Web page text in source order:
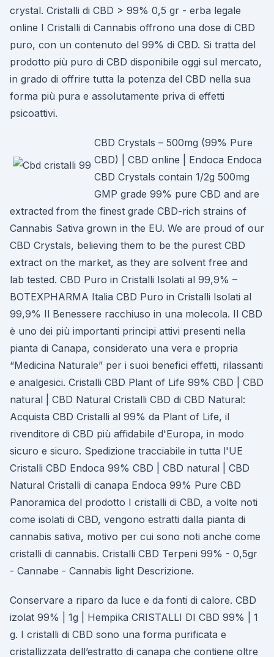
crystal. Cristalli di CBD > 99% 0,5 gr - erba legale
online I Cristalli di Cannabis offrono una dose di CBD
puro, con un contenuto del 99% di CBD. Si tratta del
prodotto più puro di CBD disponibile oggi sul mercato,
in grado di offrire tutta la potenza del CBD nella sua
forma più pura e assolutamente priva di effetti
psicoattivi.
CBD Crystals – 500mg (99% Pure
CBD) | CBD online | Endoca Endoca
CBD Crystals contain 1/2g 500mg
GMP grade 99% pure CBD and are
extracted from the finest grade CBD-rich strains of
Cannabis Sativa grown in the EU. We are proud of our
CBD Crystals, believing them to be the purest CBD
extract on the market, as they are solvent free and
lab tested. CBD Puro in Cristalli Isolati al 99,9% –
BOTEXPHARMA Italia CBD Puro in Cristalli Isolati al
99,9% Il Benessere racchiuso in una molecola. Il CBD
è uno dei più importanti principi attivi presenti nella
pianta di Canapa, considerato una vera e propria
“Medicina Naturale” per i suoi benefici effetti, rilassanti
e analgesici. Cristalli CBD Plant of Life 99% CBD | CBD
natural | CBD Natural Cristalli CBD di CBD Natural:
Acquista CBD Cristalli al 99% da Plant of Life, il
rivenditore di CBD più affidabile d'Europa, in modo
sicuro e sicuro. Spedizione tracciabile in tutta l'UE
Cristalli CBD Endoca 99% CBD | CBD natural | CBD
Natural Cristalli di canapa Endoca 99% Pure CBD
Panoramica del prodotto I cristalli di CBD, a volte noti
come isolati di CBD, vengono estratti dalla pianta di
cannabis sativa, motivo per cui sono noti anche come
cristalli di cannabis. Cristalli CBD Terpeni 99% - 0,5gr
- Cannabe - Cannabis light Descrizione.
Conservare a riparo da luce e da fonti di calore. CBD
izolat 99% | 1g | Hempika CRISTALLI DI CBD 99% | 1
g. I cristalli di CBD sono una forma purificata e
cristallizzata dell’estratto di canapa che contiene oltre